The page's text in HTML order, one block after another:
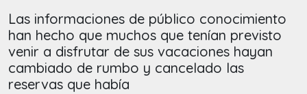
Las informaciones de público conocimiento
han hecho que muchos que tenían previsto
venir a disfrutar de sus vacaciones hayan
cambiado de rumbo y cancelado las
reservas que había